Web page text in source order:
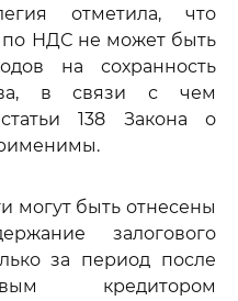
отметила, что
по НДС не может быть
на сохранность
в связи с чем
138 Закона о
могут быть отнесены
залогового
за период после
кредитором